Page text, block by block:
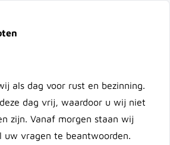
als dag voor rust en bezinning.
dag vrij, waardoor u wij niet
zijn. Vanaf morgen staan wij
uw vragen te beantwoorden.